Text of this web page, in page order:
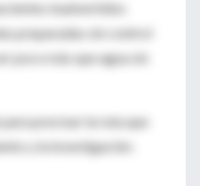
inadvertidos
preparadas sin control
poco más que agua sin
precisar la ruta que
y la investigación.